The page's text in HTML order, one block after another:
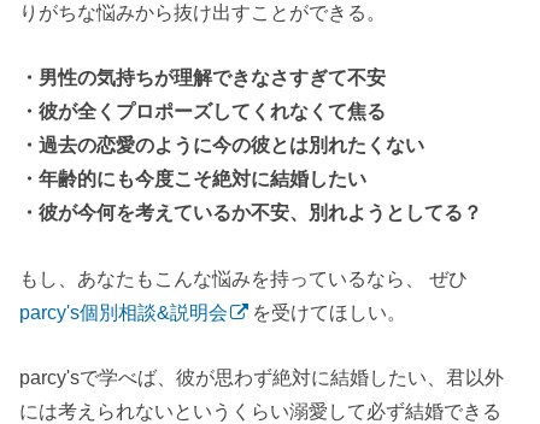
りがちな悩みから抜け出すことができる。
・男性の気持ちが理解できなさすぎて不安
・彼が全くプロポーズしてくれなくて焦る
・過去の恋愛のように今の彼とは別れたくない
・年齢的にも今度こそ絶対に結婚したい
・彼が今何を考えているか不安、別れようとしてる？
もし、あなたもこんな悩みを持っているなら、 ぜひ
parcy's個別相談&説明会
を受けてほしい。
parcy'sで学べば、彼が思わず絶対に結婚したい、君以外
には考えられないというくらい溺愛して必ず結婚できる